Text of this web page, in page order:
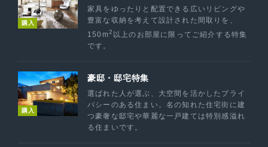
購入
家具をゆったりと配置できる広いリビングや
豊富な収納を考えて設計された間取りを、
150m2 以上のお部屋に限ってご紹介する特集
です。
購入
豪邸・邸宅特集
選ばれた人が選ぶ、大空間を活かしたプライ
バシーのある住まい。名の知れた住宅街に建
つ豪奢な邸宅や華麗な一戸建ては特別感溢れ
る住まいです。